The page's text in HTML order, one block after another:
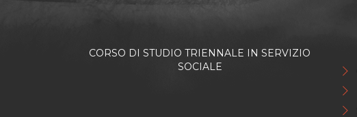
CORSO DI STUDIO TRIENNALE IN SERVIZIO
SOCIALE